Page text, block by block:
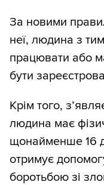
За новими
неї, людина з
працювати або
бути
Крім того,
людина має
щонайменше 16
отримує
боротьбою зі